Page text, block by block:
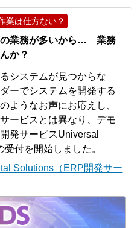
業は仕方ない？
業務が多いから… 業務
か？
システムが見つからな
ーでシステムを開発する
ようなお声にお応えし、
ービスとは異なり、デモ
発サービスUniversal
付を開始しました。
Solutions（ERP開発サー